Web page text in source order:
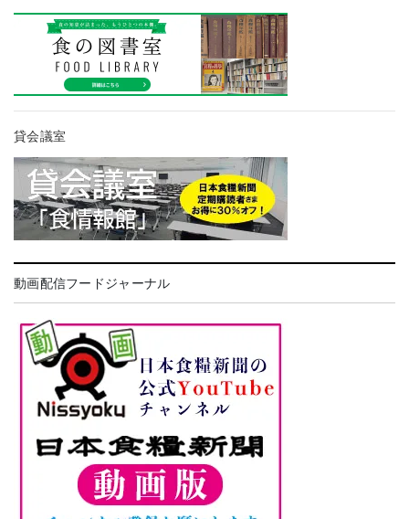
貸会議室
動画配信フードジャーナル